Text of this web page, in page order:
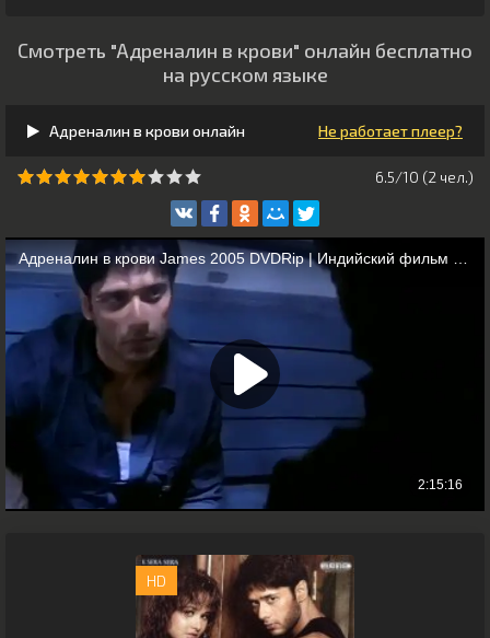
Смотреть "Адреналин в крови" онлайн бесплатно
на русском языке
Адреналин в крови онлайн Не работает плеер?
6.5/10 (2 чeл.)
HD